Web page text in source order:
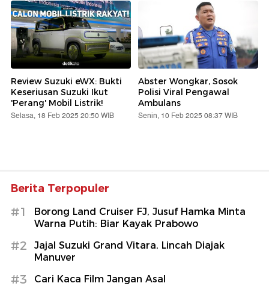
Review Suzuki eWX: Bukti
Keseriusan Suzuki Ikut
'Perang' Mobil Listrik!
Selasa, 18 Feb 2025 20:50 WIB
Abster Wongkar, Sosok
Polisi Viral Pengawal
Ambulans
Senin, 10 Feb 2025 08:37 WIB
Berita Terpopuler
#1
Borong Land Cruiser FJ, Jusuf Hamka Minta
Warna Putih: Biar Kayak Prabowo
#2
Jajal Suzuki Grand Vitara, Lincah Diajak
Manuver
#3 Cari Kaca Film Jangan Asal